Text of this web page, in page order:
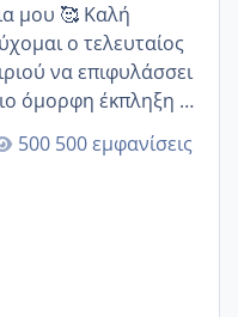
μου 🥰 Καλή
ο τελευταίος
να επιφυλάσσει
όμορφη έκπληξη 🧿
@Christi.D.
500 εμφανίσεις